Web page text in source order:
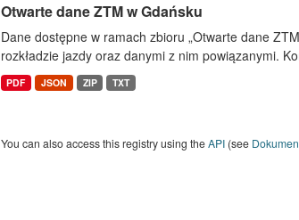
Otwarte dane ZTM w Gdańsku
Dane dostępne w ramach zbioru „Otwarte dane
rozkładzie jazdy oraz danymi z nim powiązanymi.
PDF JSON ZIP TXT
You can also access this registry using theAPI(see